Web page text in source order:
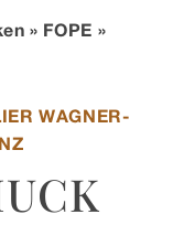
» FOPE »
WAGNER-